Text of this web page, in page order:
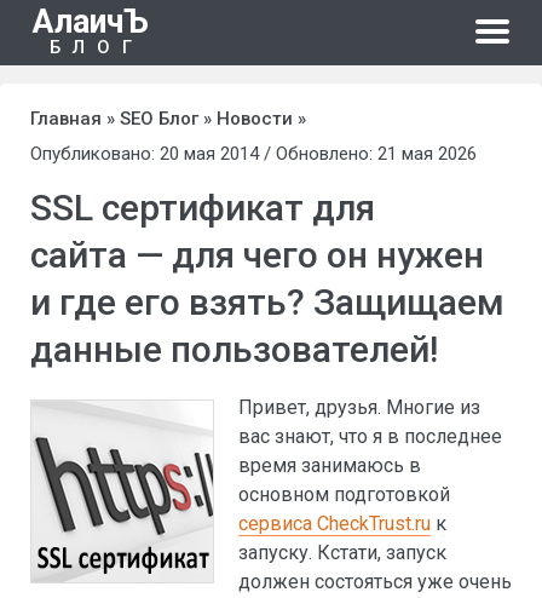
АлаичЪ
БЛОГ
Главная » SEO Блог» Новости »
Опубликовано: 20 мая 2014 / Обновлено: 21 мая 2026
SSL сертификат для
сайта — для чего он нужен
и где его взять? Защищаем
данные пользователей!
Привет, друзья. Многие из
вас знают, что я в последнее
время занимаюсь в
основном подготовкой
сервиса CheckTrust.ru к
запуску. Кстати, запуск
должен состояться уже очень